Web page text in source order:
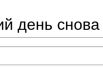
день снова